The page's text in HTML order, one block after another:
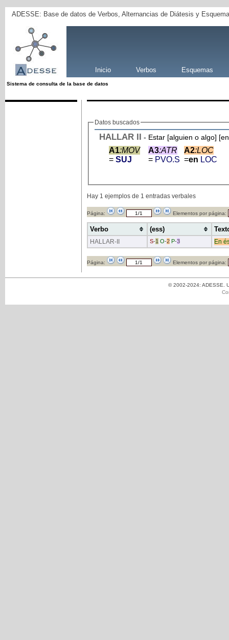
ADESSE: Base de datos de Verbos, Alternancias de Diátesis y
Inicio Verbos Esquemas
Sistema de consulta de la base de datos
Datos buscados
HALLAR II - Estar [alguien o algo]
A1:MOV
= SUJ
A3:ATR
= PVO.S
A2:LOC
=en LOC
Hay 1 ejemplos de 1 entradas verbales
Página: Elementos por página:
Verbo (ess)
HALLAR-II S-1 O-2 P-3 En
Página: Elementos por página:
© 2002-2024: ADESSE.